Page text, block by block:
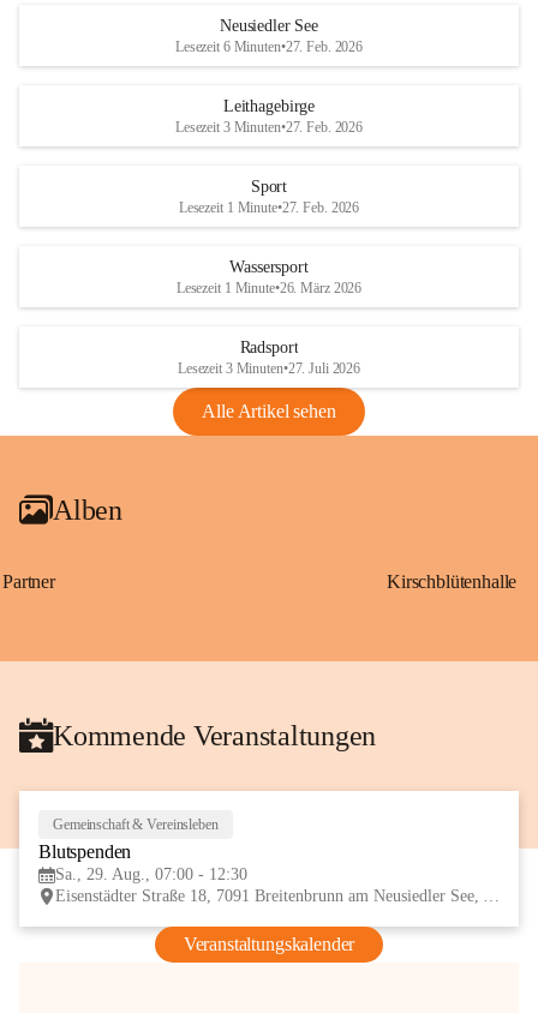
S
und den daraus folgenden wirtschaftlichen
Maßnahmen zur Bekämpfung
Rebe und der Amerikanischen
Anhang VBl. EU Nr. 18
1 Seite•1,4 MB
VBl. EU Nr. 18_2026
r
S
Neusiedler See
Lesezeit 6 Minuten•27. Feb. 2026
Leithagebirge
Lesezeit 3 Minuten•27. Feb. 2026
Sport
Lesezeit 1 Minute•27. Feb. 2026
Wassersport
Lesezeit 1 Minute•26. März 2026
Radsport
Lesezeit 3 Minuten•27. Juli 2026
Alle Artikel sehen
Alben
Partner Kirschblütenhalle
Kommende Veranstaltungen
Gemeinschaft & Vereinsleben
Blutspenden
Sa., 29. Aug., 07:00 - 12:30
Eisenstädter Straße 18, 7091 Breitenbrunn am Neusiedler See, AUT
Veranstaltungskalender